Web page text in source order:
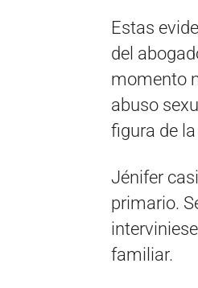
Estas
del
momento
abuso
figura de la
Jénifer
primario.
familiar.